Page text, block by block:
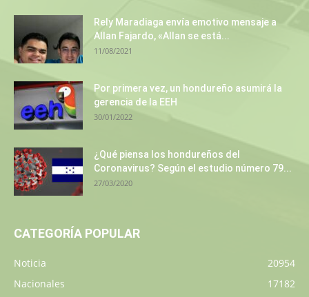
Rely Maradiaga envía emotivo mensaje a
Allan Fajardo, «Allan se está...
11/08/2021
Por primera vez, un hondureño asumirá la
gerencia de la EEH
30/01/2022
¿Qué piensa los hondureños del
Coronavirus? Según el estudio número 79...
27/03/2020
CATEGORÍA POPULAR
Noticia
20954
Nacionales
17182